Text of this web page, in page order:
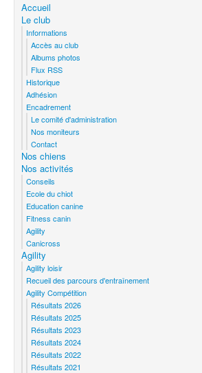
Accueil
Le club
Informations
Accès au club
Albums photos
Flux RSS
Historique
Adhésion
Encadrement
Le comité d'administration
Nos moniteurs
Contact
Nos chiens
Nos activités
Conseils
Ecole du chiot
Education canine
Fitness canin
Agility
Canicross
Agility
Agility loisir
Recueil des parcours d'entraînement
Agility Compétition
Résultats 2026
Résultats 2025
Résultats 2023
Résultats 2024
Résultats 2022
Résultats 2021